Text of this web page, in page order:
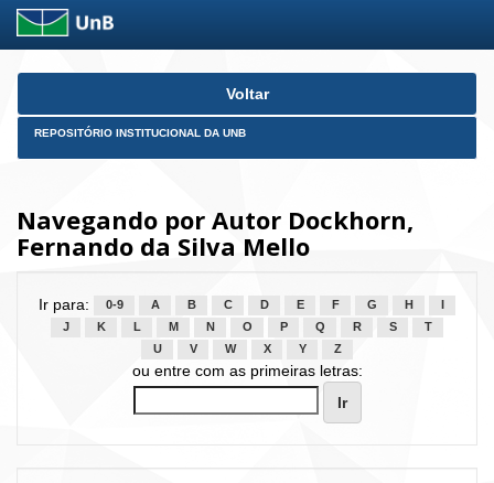
Skip
Voltar
REPOSITÓRIO INSTITUCIONAL DA UNB
Navegando por Autor Dockhorn,
Fernando da Silva Mello
Ir para: 0-9 A B C D E F G H
J
K L M N O P Q R S
T
U
V W X Y Z
ou entre com as primeiras letras: